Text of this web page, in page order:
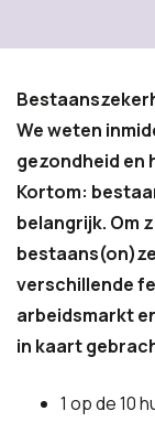
We weten
gezondheid en
Kortom:
belangrijk. Om
verschillende
arbeidsmarkt
in kaart
1 op de 10